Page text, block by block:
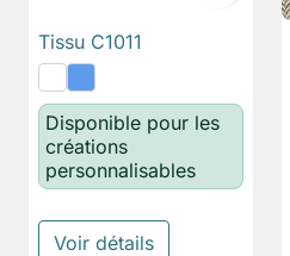
Tissu C1011
Disponible pour les
créations
personnalisables
Voir détails